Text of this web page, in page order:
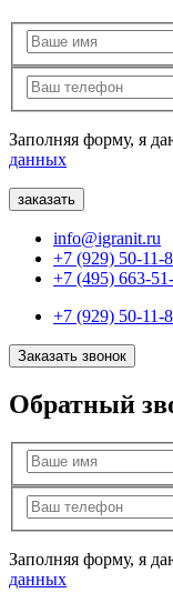
Заполняя форму, я
данных
info@igranit.ru
+7 (929) 50-11-
+7 (495) 663-
+7 (929) 50-11-
Заказать звонок
Обратный
Заполняя форму, я
данных